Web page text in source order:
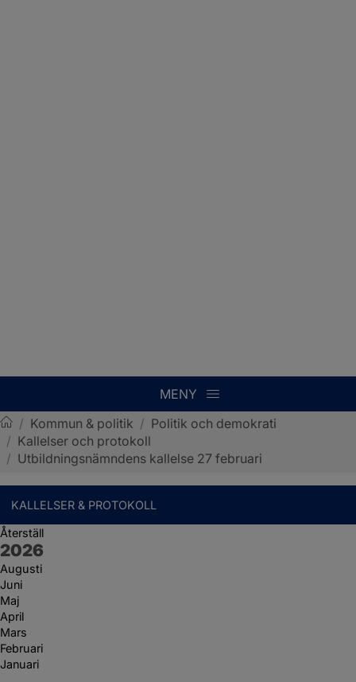
MENY
Sotenäs kommun
/ Kommun & politik / Politik och demokrati
/ Kallelser och protokoll
/ Utbildningsnämndens kallelse 27 februari
KALLELSER & PROTOKOLL
Återställ
År:
2026
Augusti
Juni
Maj
April
Mars
Februari
Januari